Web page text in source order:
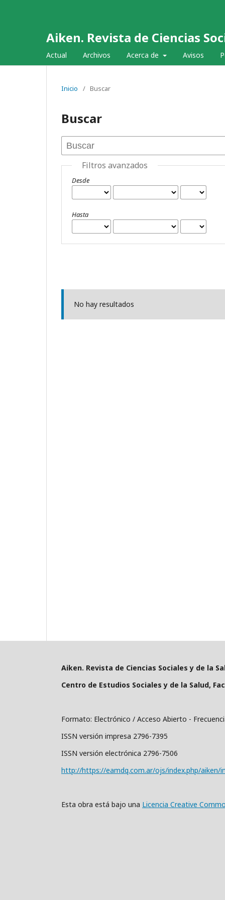
Aiken. Revista de Ciencias
Actual Archivos Acerca de Avisos
Inicio / Buscar
Buscar
Filtros avanzados
Desde
Hasta
No hay resultados
Aiken. Revista de Ciencias Sociales y de la
Centro de Estudios Sociales y de la Salud,
Formato: Electrónico / Acceso Abierto -
ISSN versión
ISSN versión electrónica 2796-7506
http://https://eamdq.com.ar/ojs/index.php/aiken/
Esta obra está bajo una Licencia Creative